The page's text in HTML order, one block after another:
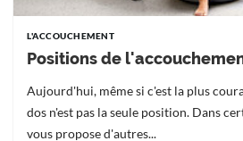
L'ACCOUCHEMENT
Positions de
Aujourd'hui, même si c'est la plus
dos n'est pas la seule position. Dans
vous propose d'autres...